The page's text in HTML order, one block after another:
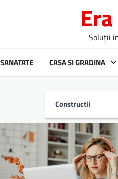
Soluții
SANATATE CASA SI GRADINA
Constructii